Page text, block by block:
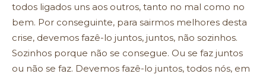
todos ligados uns aos outros, tanto no mal como no
bem. Por conseguinte, para sairmos melhores desta
crise, devemos fazê-lo juntos, juntos, não sozinhos.
Sozinhos porque não se consegue. Ou se faz juntos
ou não se faz. Devemos fazê-lo juntos, todos nós, em